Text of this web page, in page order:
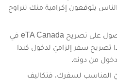
يتوقعون إكرامية منك تتراوح
لا تنس التقدّم بطلب للحصول على تصريح eTA Canada في
تصريح سفر إلزاميّ لدخول كندا
من دونه.
المناسب لسفرك، فتكاليف